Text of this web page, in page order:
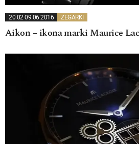
20:02 09.06.2016 ZEGARKI
Aikon – ikona marki Maurice